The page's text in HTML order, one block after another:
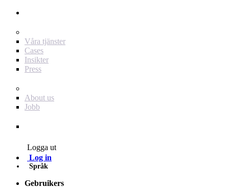
Våra tjänster
Cases
Insikter
Press
About us
Jobb
Logga ut
Log in
Språk
Gebruikers